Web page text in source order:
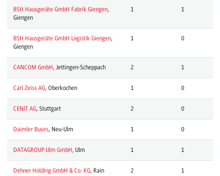
BSH Hausgeräte GmbH Fabrik Giengen,
Giengen
1 1
BSH Hausgeräte GmbH Logistik Giengen,
Giengen
1 0
CANCOM GmbH, Jettingen-Scheppach 2 1
Carl Zeiss AG, Oberkochen 1 0
CENIT AG, Stuttgart 2 0
Daimler Buses, Neu-Ulm 1 0
DATAGROUP Ulm GmbH, Ulm 1 1
Dehner Holding GmbH & Co. KG, Rain 2 1